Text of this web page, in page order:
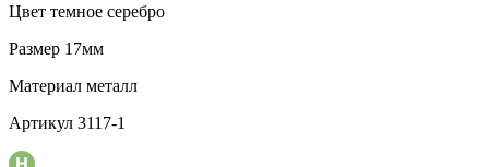
Цвет темное серебро
Размер 17мм
Материал металл
Артикул 3117-1